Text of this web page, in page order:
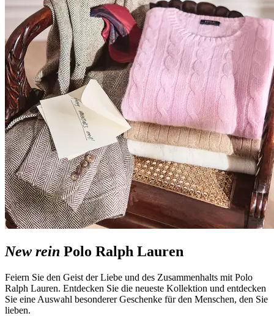
New rein Polo Ralph Lauren
Feiern Sie den Geist der Liebe und des Zusammenhalts mit Polo
Ralph Lauren. Entdecken Sie die neueste Kollektion und entdecken
Sie eine Auswahl besonderer Geschenke für den Menschen, den Sie
lieben.